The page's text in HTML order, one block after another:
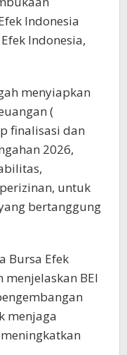
Indonesia
Indonesia,
menyiapkan
(
finalisasi dan
2026,
untuk
bertanggung
Bursa Efek
menjelaskan BEI
menjaga